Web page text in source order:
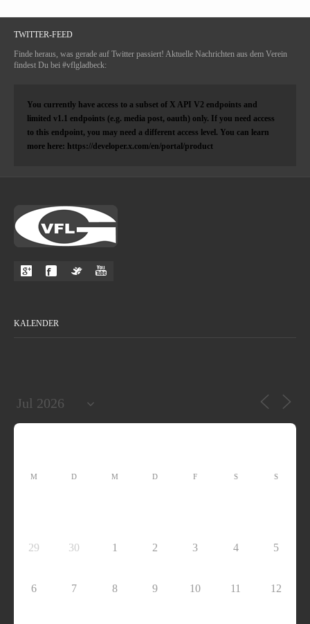
TWITTER-FEED
Finde heraus, was gerade auf Twitter passiert! Aktuelle Nachrichten aus dem Verein
findest Du bei #vflgladbeck:
You currently have access to a subset of X API V2 endpoints and
limited v1.1 endpoints (e.g. media post, oauth) only. If you need access
to this endpoint, you may need a different access level. You can learn
more here: https://developer.x.com/en/portal/product
KALENDER
M D M D F S S
29 30 1 2 3 4 5
6 7 8 9 10 11 12